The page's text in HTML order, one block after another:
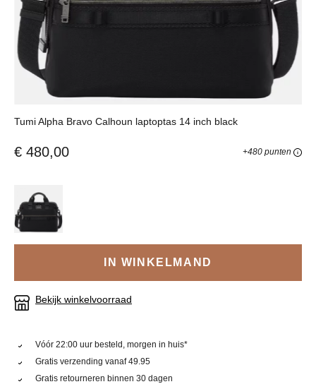
Tumi Alpha Bravo Calhoun laptoptas 14 inch black
€ 480,00 +480 punten
IN WINKELMAND
Bekijk winkelvoorraad
Vóór 22:00 uur besteld, morgen in huis*
Gratis verzending vanaf 49.95
Gratis retourneren binnen 30 dagen